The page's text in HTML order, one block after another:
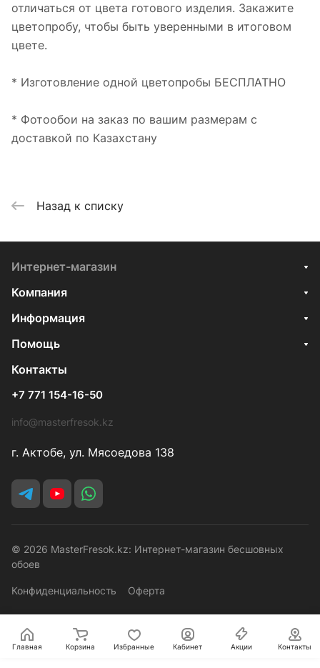
отличаться от цвета готового изделия. Закажите
цветопробу, чтобы быть уверенными в итоговом
цвете.
* Изготовление одной цветопробы БЕСПЛАТНО
* Фотообои на заказ по вашим размерам с
доставкой по Казахстану
Назад к списку
Интернет-магазин
Компания
Информация
Помощь
Контакты
+7 771 154-16-50
info@masterfresok.kz
г. Актобе, ул. Мясоедова 138
© 2026 MasterFresok.kz: Интернет-магазин бесшовных
обоев
Конфиденциальность Оферта
Главная Корзина Избранные Кабинет Акции Контакты